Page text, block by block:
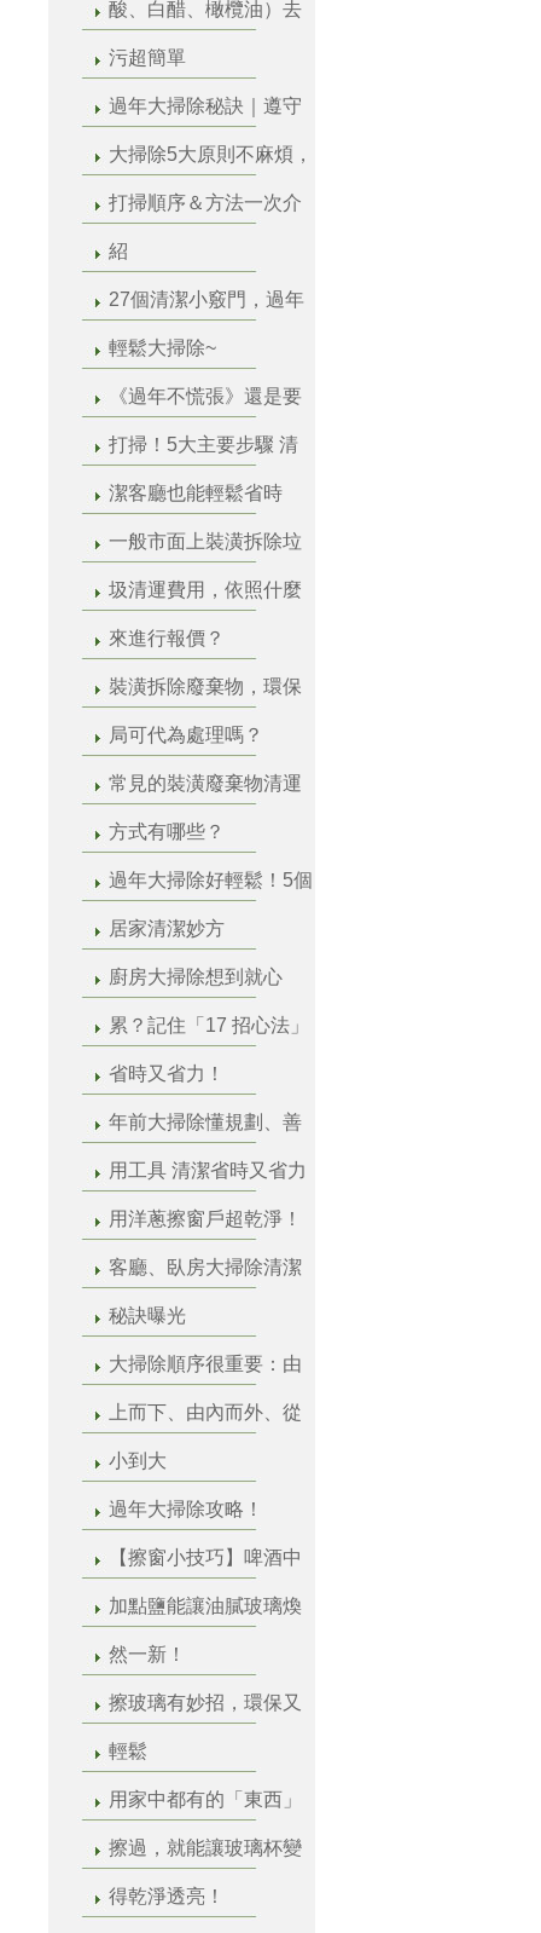
酸、白醋、橄欖油）去
污超簡單
過年大掃除秘訣｜遵守
大掃除5大原則不麻煩，
打掃順序＆方法一次介
紹
27個清潔小竅門，過年
輕鬆大掃除~
《過年不慌張》還是要
打掃！5大主要步驟 清
潔客廳也能輕鬆省時
一般市面上裝潢拆除垃
圾清運費用，依照什麼
來進行報價？
裝潢拆除廢棄物，環保
局可代為處理嗎？
常見的裝潢廢棄物清運
方式有哪些？
過年大掃除好輕鬆！5個
居家清潔妙方
廚房大掃除想到就心
累？記住「17 招心法」
省時又省力！
年前大掃除懂規劃、善
用工具 清潔省時又省力
用洋蔥擦窗戶超乾淨！
客廳、臥房大掃除清潔
秘訣曝光
大掃除順序很重要：由
上而下、由內而外、從
小到大
過年大掃除攻略！
【擦窗小技巧】啤酒中
加點鹽能讓油膩玻璃煥
然一新！
擦玻璃有妙招，環保又
輕鬆
用家中都有的「東西」
擦過，就能讓玻璃杯變
得乾淨透亮！